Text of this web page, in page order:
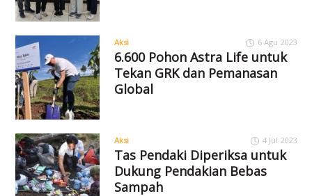
Aksi 6 Agu 2023
6.600 Pohon Astra Life untuk
Tekan GRK dan Pemanasan
Global
Aksi 4 Jul 2023
Tas Pendaki Diperiksa untuk
Dukung Pendakian Bebas
Sampah